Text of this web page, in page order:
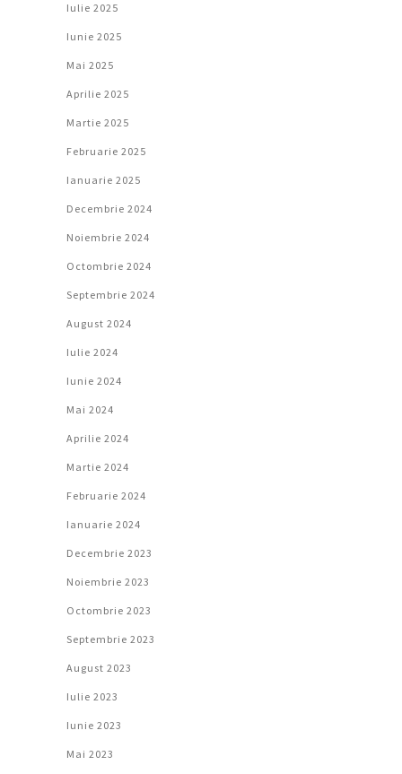
Iulie 2025
Iunie 2025
Mai 2025
Aprilie 2025
Martie 2025
Februarie 2025
Ianuarie 2025
Decembrie 2024
Noiembrie 2024
Octombrie 2024
Septembrie 2024
August 2024
Iulie 2024
Iunie 2024
Mai 2024
Aprilie 2024
Martie 2024
Februarie 2024
Ianuarie 2024
Decembrie 2023
Noiembrie 2023
Octombrie 2023
Septembrie 2023
August 2023
Iulie 2023
Iunie 2023
Mai 2023